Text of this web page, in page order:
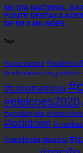
NO DIA NACIONAL DA
FONTE DESTACA
DE R$ 6 MILHÕES
Tags
#alvaroporto
#cabodesantoagostinho
#coronavirus
#eleicoes2020
#geraldojulio
#lockdown
#pandemia #paulista